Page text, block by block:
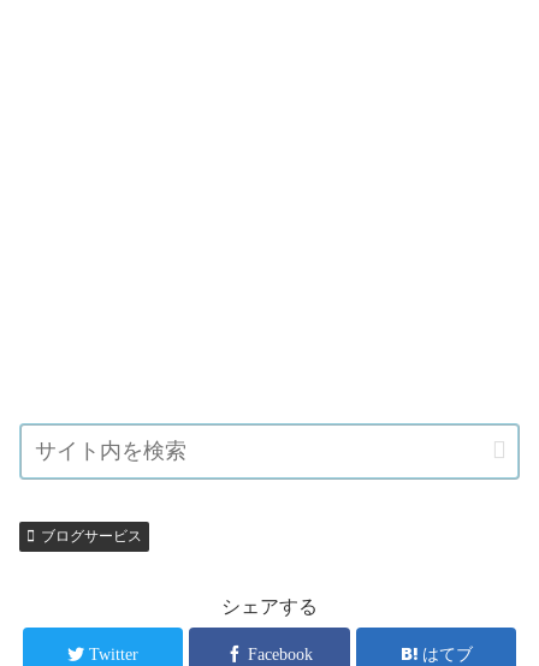
ブログサービス
シェアする
Twitter Facebook はてブ